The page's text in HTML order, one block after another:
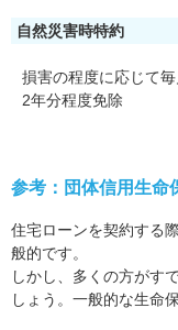
自然災害時特約
損害の程度に応じて
2年分程度免除
参考：団体信用生命
住宅ローンを契約する
般的です。
しかし、多くの方がす
しょう。一般的な生命